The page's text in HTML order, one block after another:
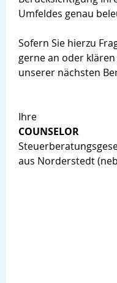
Umfeldes genau
Sofern Sie hierzu
gerne an oder
unserer nächsten
Ihre
COUNSELOR
aus Norderstedt